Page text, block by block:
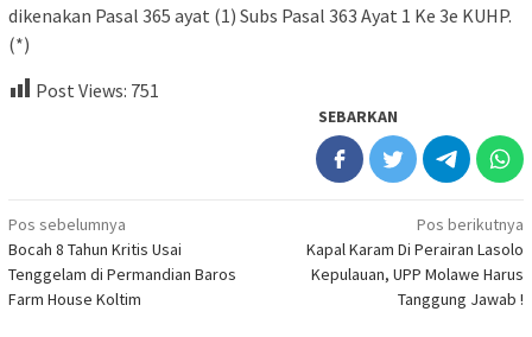
dikenakan Pasal 365 ayat (1) Subs Pasal 363 Ayat 1 Ke 3e KUHP.
(*)
Post Views: 751
SEBARKAN
Navigasi
pos
Pos sebelumnya
Bocah 8 Tahun Kritis Usai
Tenggelam di Permandian Baros
Farm House Koltim
Pos berikutnya
Kapal Karam Di Perairan Lasolo
Kepulauan, UPP Molawe Harus
Tanggung Jawab !